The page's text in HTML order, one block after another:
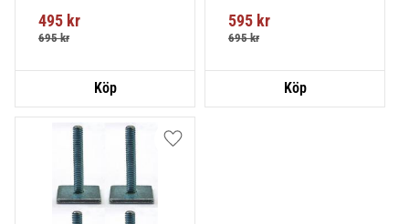
495 kr
695kr
595 kr
695kr
Lägg till i favoriter